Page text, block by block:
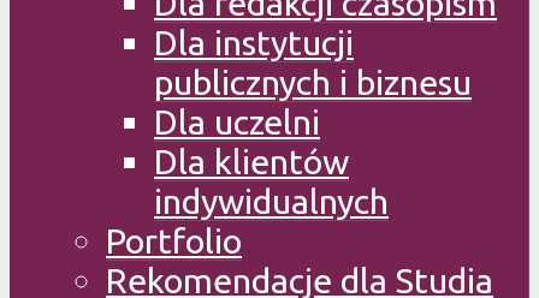
Dla instytucji
publicznych i biznesu
Dla uczelni
Dla klientów
indywidualnych
Portfolio
Rekomendacje dla Studia